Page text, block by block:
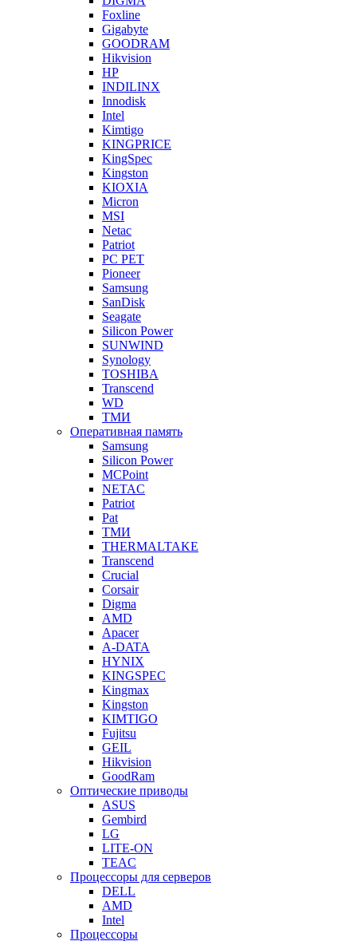
Foxline
Gigabyte
GOODRAM
Hikvision
HP
INDILINX
Innodisk
Intel
Kimtigo
KINGPRICE
KingSpec
Kingston
KIOXIA
Micron
MSI
Netac
Patriot
PC PET
Pioneer
Samsung
SanDisk
Seagate
Silicon Power
SUNWIND
Synology
TOSHIBA
Transcend
WD
ТМИ
Оперативная память
Samsung
Silicon Power
MCPoint
NETAC
Patriot
Pat
ТМИ
THERMALTAKE
Transcend
Crucial
Corsair
Digma
AMD
Apacer
A-DATA
HYNIX
KINGSPEC
Kingmax
Kingston
KIMTIGO
Fujitsu
GEIL
Hikvision
GoodRam
Оптические приводы
ASUS
Gembird
LG
LITE-ON
TEAC
Процессоры для серверов
DELL
AMD
Intel
Процессоры